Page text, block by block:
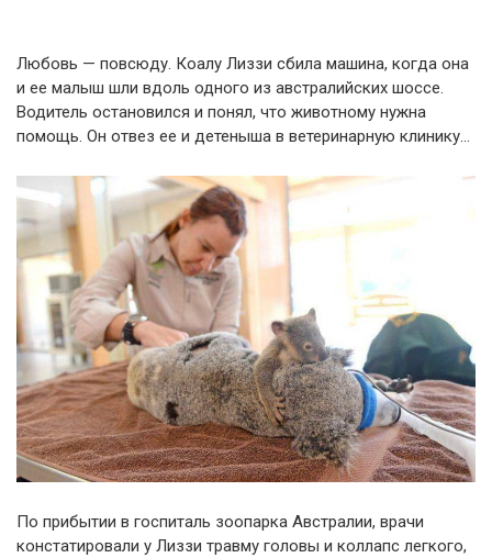
Любовь — повсюду. Коалу Лиззи сбила машина, когда она
и ее малыш шли вдоль одного из австралийских шоссе.
Водитель остановился и понял, что животному нужна
помощь. Он отвез ее и детеныша в ветеринарную клинику…
По прибытии в госпиталь зоопарка Австралии, врачи
констатировали у Лиззи травму головы и коллапс легкого,